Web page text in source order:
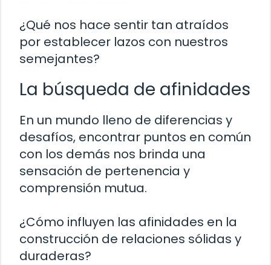
¿Qué nos hace sentir tan atraídos
por establecer lazos con nuestros
semejantes?
La búsqueda de afinidades
En un mundo lleno de diferencias y
desafíos, encontrar puntos en común
con los demás nos brinda una
sensación de pertenencia y
comprensión mutua.
¿Cómo influyen las afinidades en la
construcción de relaciones sólidas y
duraderas?